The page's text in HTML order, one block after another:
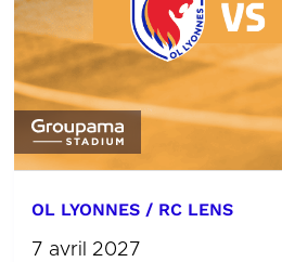
OL LYONNES / RC LENS
7 avril 2027